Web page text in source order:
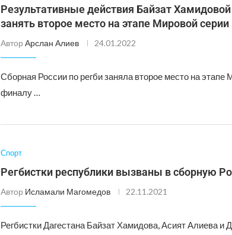
Результативные действия Байзат
занять второе место на этапе Мировой серии
Автор Арслан Алиев 24.01.2022
Сборная России по регби заняла второе место на этапе
финалу …
Спорт
Регбистки республики вызваны в сборную
Автор Исламали Магомедов 22.11.2021
Регбистки Дагестана Байзат Хамидова, Асият Алиева